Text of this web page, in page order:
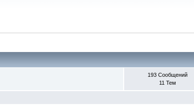
193 Сообщений
11 Тем